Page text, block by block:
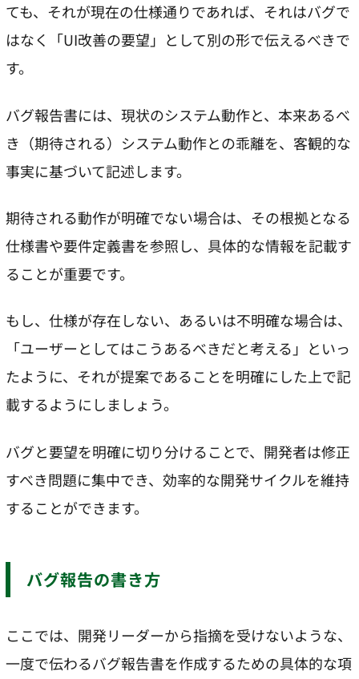
ても、それが現在の仕様通りであれば、それはバグで
はなく「UI改善の要望」として別の形で伝えるべきで
す。
バグ報告書には、現状のシステム動作と、本来あるべ
き（期待される）システム動作との乖離を、客観的な
事実に基づいて記述します。
期待される動作が明確でない場合は、その根拠となる
仕様書や要件定義書を参照し、具体的な情報を記載す
ることが重要です。
もし、仕様が存在しない、あるいは不明確な場合は、
「ユーザーとしてはこうあるべきだと考える」といっ
たように、それが提案であることを明確にした上で記
載するようにしましょう。
バグと要望を明確に切り分けることで、開発者は修正
すべき問題に集中でき、効率的な開発サイクルを維持
することができます。
バグ報告の書き方
ここでは、開発リーダーから指摘を受けないような、
一度で伝わるバグ報告書を作成するための具体的な項